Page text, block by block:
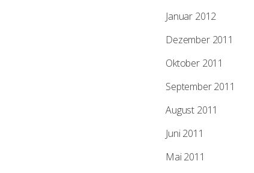
Januar 2012
Dezember 2011
Oktober 2011
September 2011
August 2011
Juni 2011
Mai 2011